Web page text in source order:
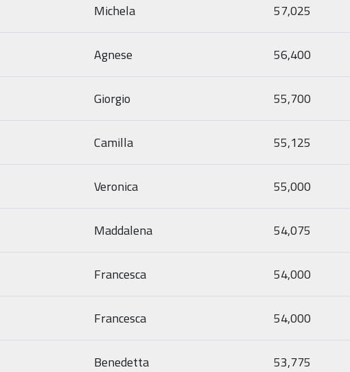
Michela 57,025
Agnese 56,400
Giorgio 55,700
Camilla 55,125
Veronica 55,000
Maddalena 54,075
Francesca 54,000
Francesca 54,000
Benedetta 53,775